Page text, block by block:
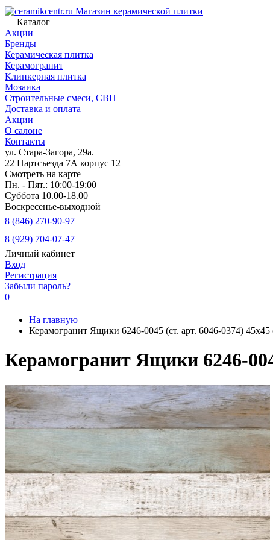
Магазин керамической плитки
Каталог
Акции
Бренды
Керамическая плитка
Керамогранит
Клинкерная плитка
Мозаика
Строительные смеси, СВП
Доставка и оплата
Акции
О салоне
Контакты
ул. Стара-Загора, 29а.
22 Партсъезда 7А корпус 12
Смотреть на карте
Пн. - Пят.: 10:00-19:00
Суббота 10.00-18.00
Воскресенье-выходной
8 (846) 270-90-97
8 (929) 704-07-47
Личный кабинет
Вход
Регистрация
Забыли пароль?
0
На главную
Керамогранит Ящики 6246-0045 (ст. арт. 6046-0374) 45x45
Керамогранит Ящики 6246-